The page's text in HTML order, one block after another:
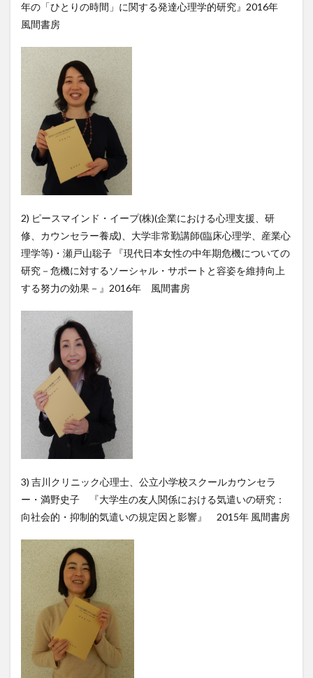
年の「ひとりの時間」に関する発達心理学的研究』2016年
風間書房
2) ピースマインド・イープ(株)(企業における心理支援、研
修、カウンセラー養成)、大学非常勤講師(臨床心理学、産業心
理学等)・瀬戸山聡子 『現代日本女性の中年期危機についての
研究－危機に対するソーシャル・サポートと容姿を維持向上
する努力の効果－』2016年 風間書房
3) 吉川クリニック心理士、公立小学校スクールカウンセラ
ー・満野史子 『大学生の友人関係における気遣いの研究：
向社会的・抑制的気遣いの規定因と影響』 2015年 風間書房